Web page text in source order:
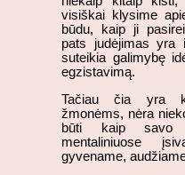
visiškai klysime
būdu, kaip ji
pats judėjimas yra
suteikia galimybę
egzistavimą.
Tačiau čia yra
žmonėms, nėra
būti kaip savo
mentaliniuose
gyvename,